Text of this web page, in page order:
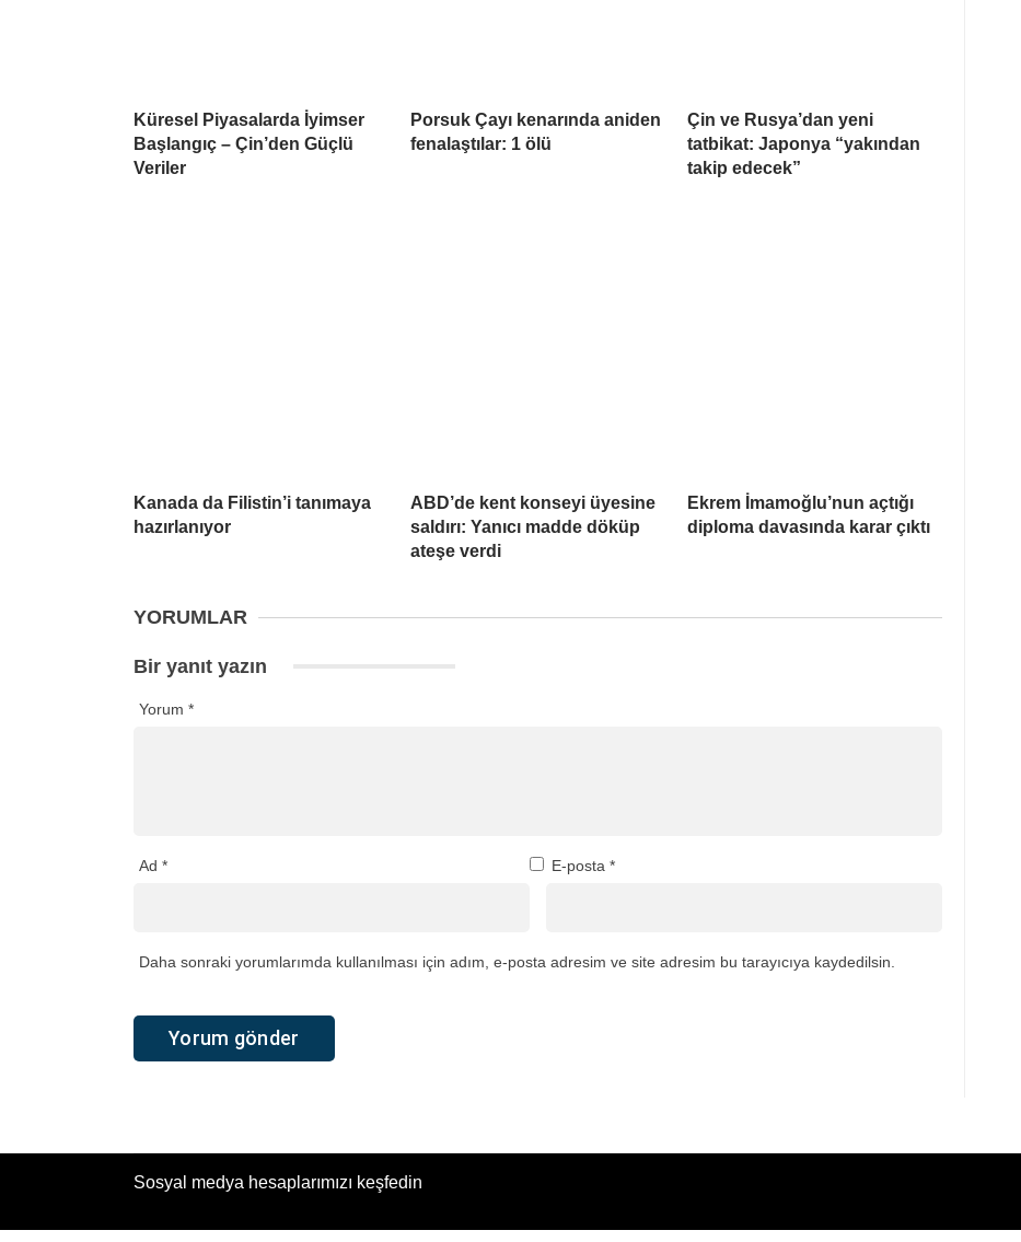
Küresel Piyasalarda İyimser
Başlangıç – Çin’den Güçlü
Veriler
Porsuk Çayı kenarında aniden
fenalaştılar: 1 ölü
Çin ve Rusya’dan yeni
tatbikat: Japonya “yakından
takip edecek”
Kanada da Filistin’i tanımaya
hazırlanıyor
ABD’de kent konseyi üyesine
saldırı: Yanıcı madde döküp
ateşe verdi
Ekrem İmamoğlu’nun açtığı
diploma davasında karar çıktı
YORUMLAR
Bir yanıt yazın
Yorum *
Ad * E-posta *
Daha sonraki yorumlarımda kullanılması için adım, e-posta adresim ve site adresim bu tarayıcıya kaydedilsin.
Sosyal medya hesaplarımızı keşfedin